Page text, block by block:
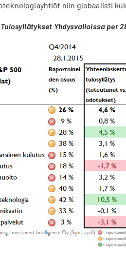
niin globaalisti
Tulosyllätykset Yhdysvalloissa per